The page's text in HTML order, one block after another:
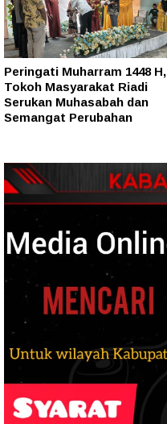
Peringati Muharram 1448 H,
Tokoh Masyarakat Riadi
Serukan Muhasabah dan
Semangat Perubahan